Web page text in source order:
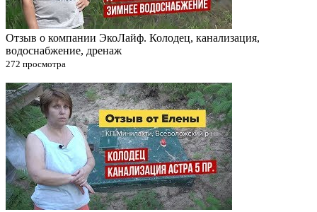
Отзыв о компании ЭкоЛайф. Колодец, канализация,
водоснабжение, дренаж
272 просмотра